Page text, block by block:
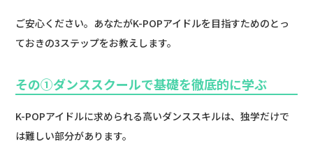
ご安心ください。あなたがK-POPアイドルを目指すためのとっ
ておきの3ステップをお教えします。
その①ダンススクールで基礎を徹底的に学ぶ
K-POPアイドルに求められる高いダンススキルは、独学だけで
は難しい部分があります。